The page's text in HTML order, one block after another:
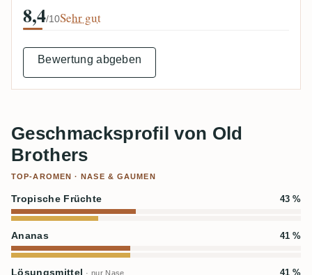
8,4/10Sehr gut
Bewertung abgeben
Geschmacksprofil von Old
Brothers
TOP-AROMEN · NASE & GAUMEN
Tropische Früchte 43 %
Ananas 41 %
Lösungsmittel · nur Nase 41 %